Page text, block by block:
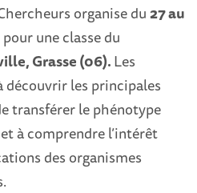
organise du27 au
une classe du
Grasse (06).Les
découvrir les principales
transférer le phénotype
à comprendre l’intérêt
des organismes